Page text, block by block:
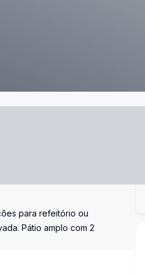
para refeitório ou
Pátio amplo com 2